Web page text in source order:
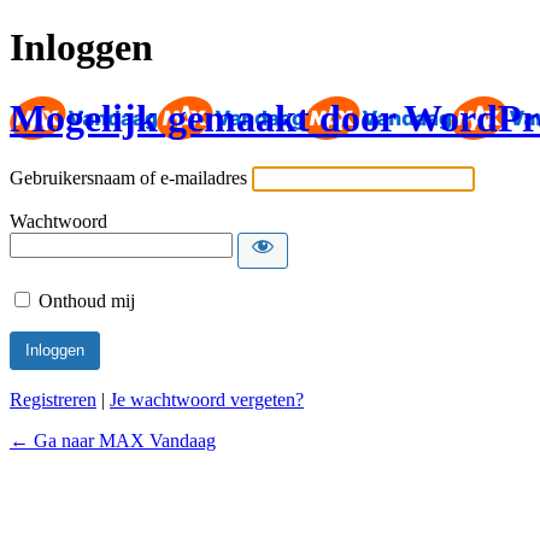
Inloggen
Mogelijk gemaakt door
Gebruikersnaam of e-mailadres
Wachtwoord
Onthoud mij
Registreren | Je wachtwoord vergeten?
← Ga naar MAX Vandaag